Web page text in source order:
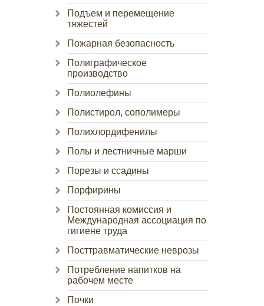
Подъем и перемещение
тяжестей
Пожарная безопасность
Полиграфическое
производство
Полиолефины
Полистирол, сополимеры
Полихлордифенилы
Полы и лестничные марши
Порезы и ссадины
Порфирины
Постоянная комиссия и
Международная ассоциация по
гигиене труда
Посттравматические неврозы
Потребление напитков на
рабочем месте
Почки